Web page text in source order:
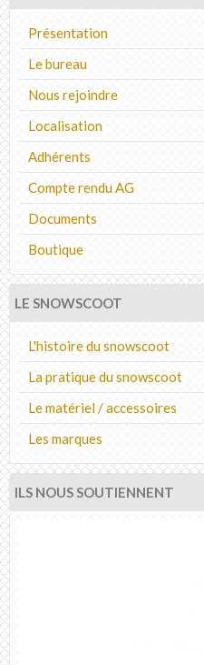
Présentation
Le bureau
Nous rejoindre
Localisation
Adhérents
Compte rendu AG
Documents
Boutique
LE SNOWSCOOT
L'histoire du snowscoot
La pratique du snowscoot
Le matériel / accessoires
Les marques
ILS NOUS SOUTIENNENT